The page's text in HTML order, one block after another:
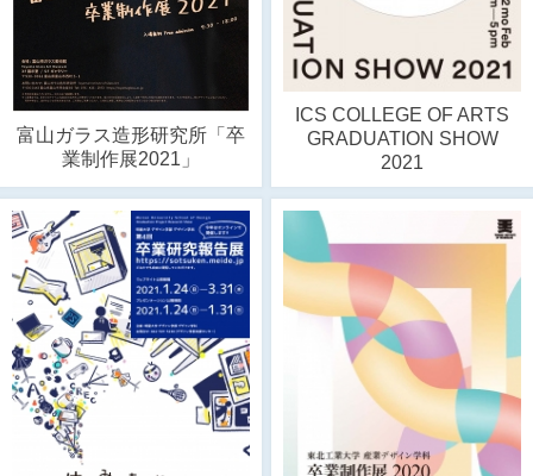
富山ガラス造形研究所「卒
業制作展2021」
ICS COLLEGE OF ARTS
GRADUATION SHOW
2021